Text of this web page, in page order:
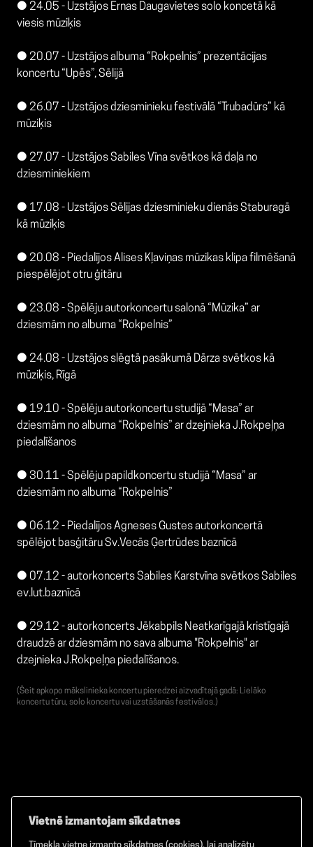
● 24.05 - Uzstājos Ernas Daugavietes solo koncetā kā
viesis mūziķis
● 20.07 - Uzstājos albuma “Rokpelnis” prezentācijas
koncertu “Upēs”, Sēlijā
● 26.07 - Uzstājos dziesminieku festivālā “Trubadūrs” kā
mūziķis
● 27.07 - Uzstājos Sabiles Vīna svētkos kā daļa no
dziesminiekiem
● 17.08 - Uzstājos Sēlijas dziesminieku dienās Staburagā
kā mūziķis
● 20.08 - Piedalījos Alises Kļaviņas mūzikas klipa filmēšanā
piespēlējot otru ģitāru
● 23.08 - Spēlēju autorkoncertu salonā “Mūzika” ar
dziesmām no albuma “Rokpelnis”
● 24.08 - Uzstājos slēgtā pasākumā Dārza svētkos kā
mūziķis, Rīgā
● 19.10 - Spēlēju autorkoncertu studijā “Masa” ar
dziesmām no albuma “Rokpelnis” ar dzejnieka J.Rokpeļņa
piedalīšanos
● 30.11 - Spēlēju papildkoncertu studijā “Masa” ar
dziesmām no albuma “Rokpelnis”
● 06.12 - Piedalījos Agneses Gustes autorkoncertā
spēlējot basģitāru Sv.Vecās Ģertrūdes baznīcā
● 07.12 - autorkoncerts Sabiles Karstvīna svētkos Sabiles
ev.lut.baznīcā
● 29.12 - autorkoncerts Jēkabpils Neatkarīgajā kristīgajā
draudzē ar dziesmām no sava albuma "Rokpelnis" ar
dzejnieka J.Rokpeļņa piedalīšanos.
(Šeit apkopo mākslinieka koncertu pieredzei aizvadītajā gadā: Lielāko
koncertu tūru, solo koncertu vai uzstāšanās festivālos.)
Vietnē izmantojam sīkdatnes